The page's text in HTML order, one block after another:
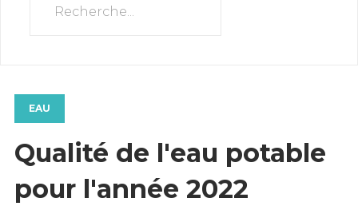
EAU
Qualité de l'eau potable
pour l'année 2022